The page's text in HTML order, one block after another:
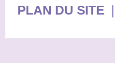
PLAN DU SITE|